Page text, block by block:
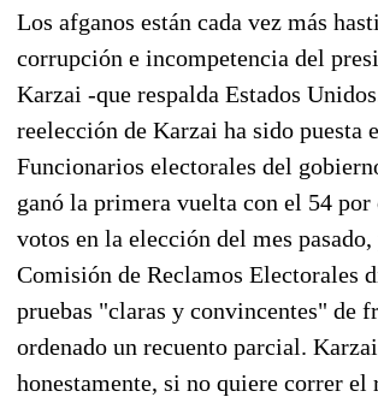
Los afganos están cada vez más
corrupción e incompetencia del
Karzai -que respalda Estados
reelección de Karzai ha sido puesta
Funcionarios electorales del
ganó la primera vuelta con el 54 por
votos en la elección del mes pasado,
Comisión de Reclamos Electorales
pruebas "claras y convincentes" de
ordenado un recuento parcial.
honestamente, si no quiere correr el